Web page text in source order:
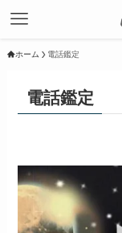
ホーム 電話鑑定
電話鑑定